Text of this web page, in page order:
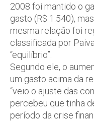
2008 foi mantido o
gasto (R$ 1.540),
mesma relação foi
classificada por
“equilíbrio”.
Segundo ele, o
um gasto acima da
“veio o ajuste das
percebeu que tinha
período da crise